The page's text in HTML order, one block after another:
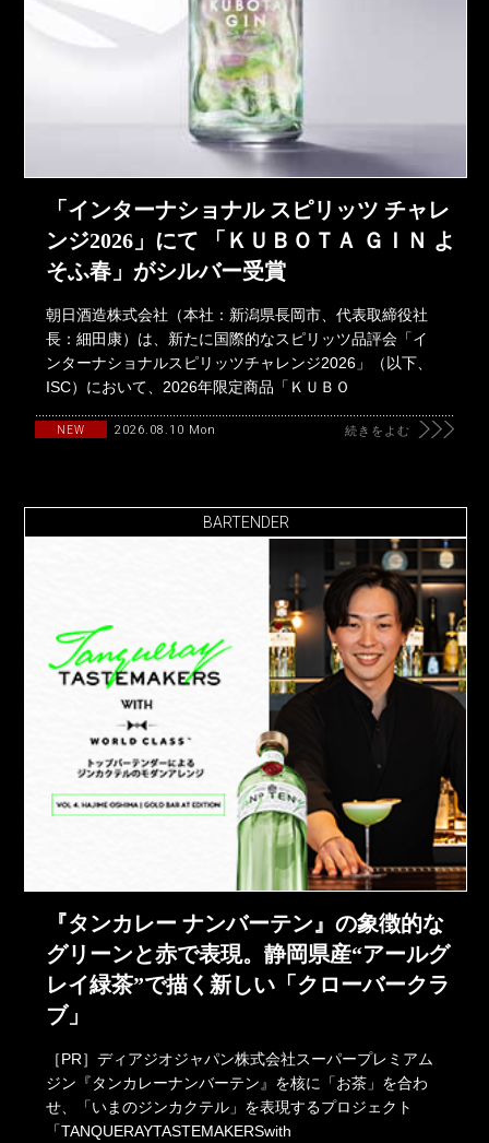
「インターナショナル スピリッツ チャレ
ンジ2026」にて 「ＫＵＢＯＴＡ ＧＩＮ よ
そふ春」がシルバー受賞
朝日酒造株式会社（本社：新潟県長岡市、代表取締役社
長：細田康）は、新たに国際的なスピリッツ品評会「イ
ンターナショナルスピリッツチャレンジ2026」（以下、
ISC）において、2026年限定商品「ＫＵＢＯ
NEW 2026.08.10 Mon 続きをよむ
BARTENDER
『タンカレー ナンバーテン』の象徴的な
グリーンと赤で表現。静岡県産“アールグ
レイ緑茶”で描く新しい「クローバークラ
ブ」
［PR］ディアジオジャパン株式会社スーパープレミアム
ジン『タンカレーナンバーテン』を核に「お茶」を合わ
せ、「いまのジンカクテル」を表現するプロジェクト
「TANQUERAYTASTEMAKERSwith